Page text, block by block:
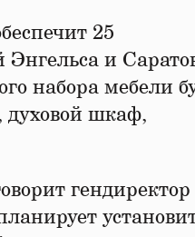
25
Энгельса и
набора мебели
духовой шкаф,
гендиректор